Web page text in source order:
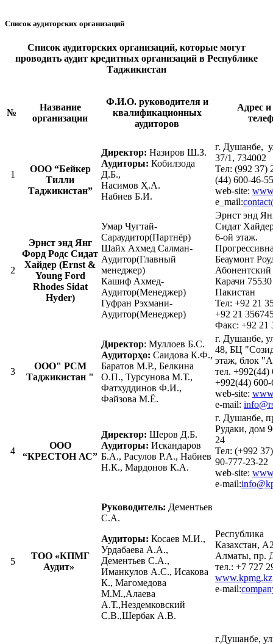
Список аудиторских организаций
Список аудиторских организаций, которые могут
проводить аудит кредитных организаций в Республике
Таджикистан
№
Название
организации
Ф.И.О. руководителя и
квалификационных
аудиторов
Адрес
1
ООО “Бейкер
Тилли
Таджикистан”
Директор: Назиров Ш.З.
Аудиторы: Кобилзода
Д.Б.,
Насимов Ҳ.А.
Набиев Б.И.
г. Душанбе,
37/1, 734002
Тел: (992 37)
(44) 600-46-
web-site:
e_mail:
2
Эрнст энд Янг
Форд Родс Сидат
Хайдер (Ernst &
Young Ford
Rhodes Sidat
Hyder)
Умар Чугтай-
Сараудитор(Партнёр)
Шайх Ахмед Салман-
Аудитор(Главный
менеджер)
Кашиф Ахмед-
Аудитор(Менеджер)
Гуфран Рэхмани-
Аудитор(Менеджер)
Эрнст энд
Сидат
6-ой этаж.
Беаумонт
Карачи 75530
Пакистан
Тел: +92 21
+92 21
Факс: +92 21
3
ООО" РСМ
Таджикистан "
Директор: Муллоев Б.С.
Аудиторҳо: Саидова К.Ф.,
Баратов М.Р., Белкина
О.П., Турсунова М.Т.,
Фатхуддинов Ф.И.,
Файзова М.Ё.
г. Душанбе,
48, БЦ
этаж, блок
тел. +992(44)
+992(44)
web-site:
e-mail:
4
ООО
“КРЕСТОН АС”
Директор: Шеров Д.Б.
Аудиторы: Искандаров
Б.А., Расулов Р.А., Набиев
Н.К., Мардонов К.А.
г. Душанбе,
Рудаки, дом
24
Тел: (+992
90-777-23-22
web-site:
e-mail:
5
ТОО «КПМГ
Аудит»
Руководитель: Дементьев
С.А.
Аудиторы: Косаев М.И.,
Урдабаева А.А.,
Дементьев С.А.,
Иманкулов А.С., Исакова
К., Магомедова
М.М.,Алаева
А.Т.,Нездемковский
С.В.,Шербак А.В.
Республика
Казахстан,
Алматы, пр.
тел.: +7 727
www.kpmg.kz
e-mail:
г.Душанбе,